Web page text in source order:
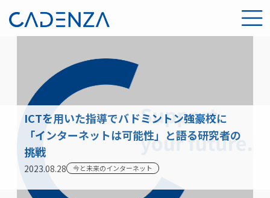
ICTを用いた指導でバドミントン強豪校に
「インターネットは可能性」と語る研究者の
挑戦
2023.08.28 今と未来のインターネット